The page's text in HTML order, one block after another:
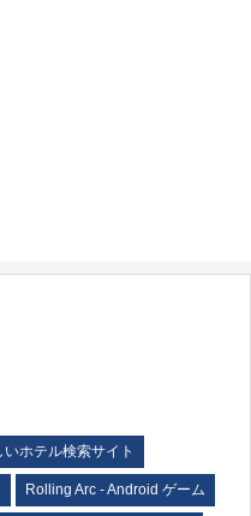
ホテル検索サイト
Rolling Arc - Android ゲーム